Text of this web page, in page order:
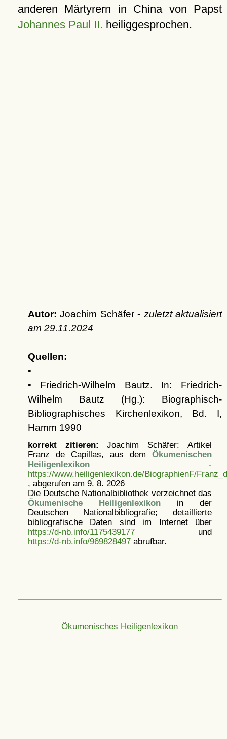
anderen Märtyrern in China von Papst
Johannes Paul II. heiliggesprochen.
Autor: Joachim Schäfer - zuletzt aktualisiert
am 29.11.2024
Quellen:
•
• Friedrich-Wilhelm Bautz. In: Friedrich-
Wilhelm Bautz (Hg.): Biographisch-
Bibliographisches Kirchenlexikon, Bd. I,
Hamm 1990
korrekt zitieren: Joachim Schäfer: Artikel
Franz de Capillas, aus dem Ökumenischen
Heiligenlexikon-
https://www.heiligenlexikon.de/BiographienF/
, abgerufen am 9. 8. 2026
Die Deutsche Nationalbibliothek verzeichnet das
Ökumenische Heiligenlexikonin der
Deutschen Nationalbibliografie; detaillierte
bibliografische Daten sind im Internet über
https://d-nb.info/1175439177und
https://d-nb.info/969828497abrufbar.
Ökumenisches Heiligenlexikon